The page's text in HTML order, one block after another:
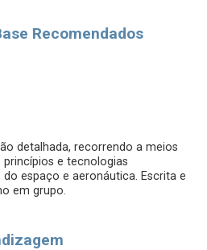
Recomendados
detalhada, recorrendo a meios
e tecnologias
espaço e aeronáutica. Escrita e
em grupo.